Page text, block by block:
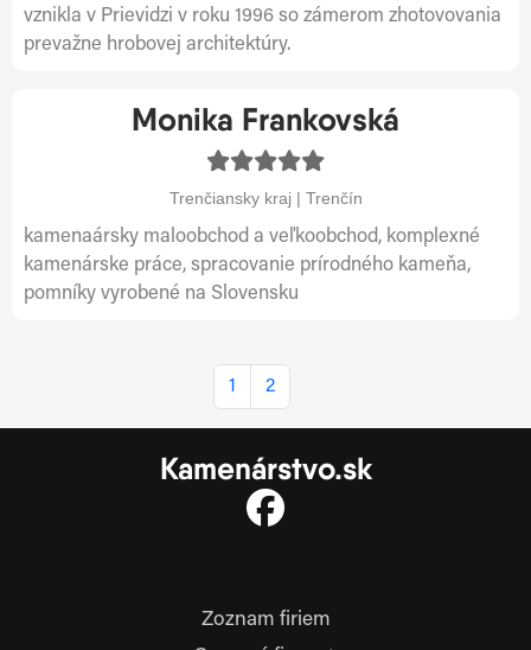
vznikla v Prievidzi v roku 1996 so zámerom zhotovovania
prevažne hrobovej architektúry.
Monika Frankovská
Trenčiansky kraj | Trenčín
kamenaársky maloobchod a veľkoobchod, komplexné
kamenárske práce, spracovanie prírodného kameňa,
pomníky vyrobené na Slovensku
1 2
Kamenárstvo.sk
Zoznam firiem